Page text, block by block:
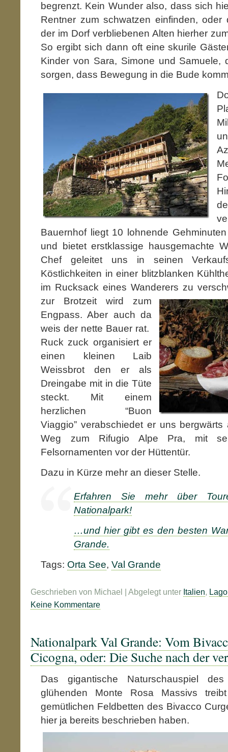
begrenzt. Kein Wunder also, dass sich
Rentner zum schwatzen einfinden,
der im Dorf verbliebenen Alten hierher
So ergibt sich dann oft eine skurile
Kinder von Sara, Simone und Samuele,
sorgen, dass Bewegung in die Bude
Bauernhof liegt 10 lohnende
und bietet erstklassige hausgemachte
Chef geleitet uns in seinen
Köstlichkeiten in einer blitzblanken
im Rucksack eines Wanderers zu
zur Brotzeit wird zum
Engpass. Aber auch da
weis der nette Bauer rat.
Ruck zuck organisiert er
einen kleinen Laib
Weissbrot den er als
Dreingabe mit in die Tüte
steckt. Mit einem
herzlichen “Buon
Viaggio” verabschiedet er uns
Weg zum Rifugio Alpe Pra, mit
Felsornamenten vor der Hüttentür.
Dazu in Kürze mehr an dieser Stelle.
Erfahren Sie mehr über
Nationalpark!
…und hier gibt es den besten
Grande.
Tags: Orta See, Val Grande
Geschrieben von Michael | Abgelegt unter Italien
Keine Kommentare
Nationalpark Val Grande: Vom
Cicogna, oder: Die Suche nach der
Das gigantische Naturschauspiel
glühenden Monte Rosa Massivs
gemütlichen Feldbetten des Bivacco
hier ja bereits beschrieben haben.